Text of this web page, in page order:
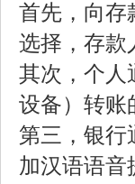
首先，向存
选择，存款
其次，个人
设备）转账
第三，银行
加汉语语音